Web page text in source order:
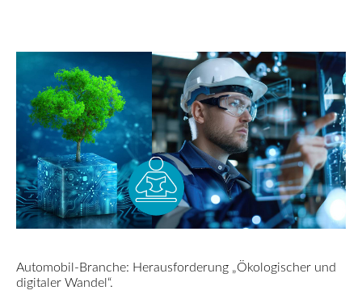
Automobil-Branche: Herausforderung „Ökologischer und
digitaler Wandel“.